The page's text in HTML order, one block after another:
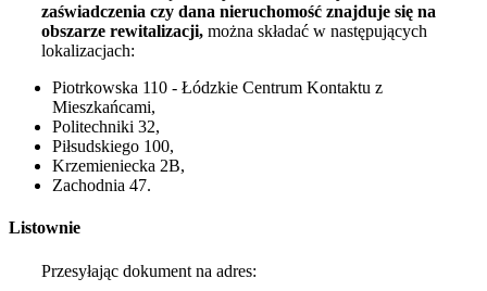
zaświadczenia czy dana nieruchomość znajduje się na
obszarze rewitalizacji, można składać w następujących
lokalizacjach:
Piotrkowska 110 - Łódzkie Centrum Kontaktu z
Mieszkańcami,
Politechniki 32,
Piłsudskiego 100,
Krzemieniecka 2B,
Zachodnia 47.
Listownie
Przesyłając dokument na adres: